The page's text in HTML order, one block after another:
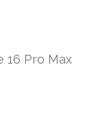
16 Pro Max